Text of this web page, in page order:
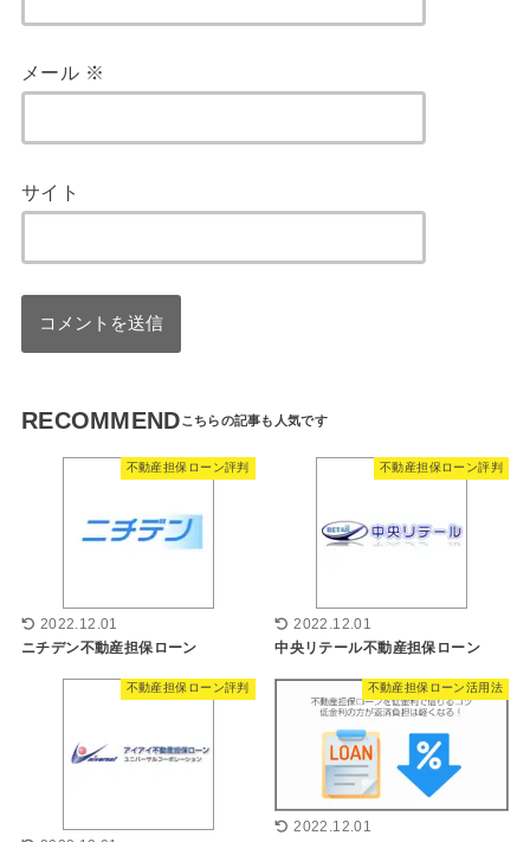
メール ※
サイト
RECOMMEND
不動産担保ローン評判
2022.12.01
ニチデン不動産担保ローン
不動産担保ローン評判
2022.12.01
中央リテール不動産担保ローン
不動産担保ローン評判 不動産担保ローン活用法
2022.12.01